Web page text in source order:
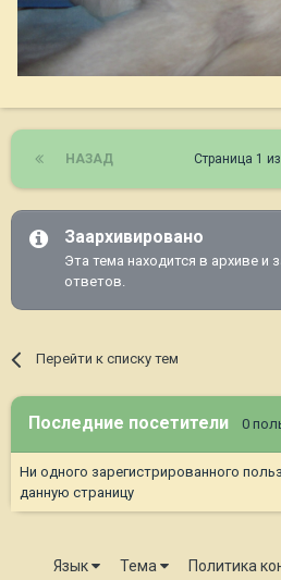
НАЗАД Страница 1
Заархивировано
Эта тема находится в архиве и
ответов.
Перейти к списку тем
Последние посетители 0
Ни одного зарегистрированного
данную страницу
Язык Тема Политика